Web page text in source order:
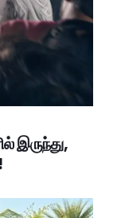
இருந்து,